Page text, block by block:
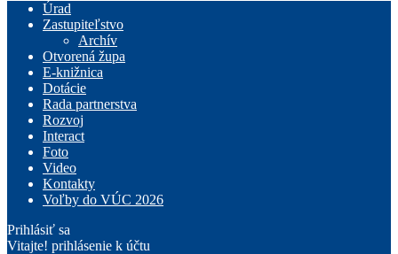
Úrad
Zastupiteľstvo
Archív
Otvorená župa
E-knižnica
Dotácie
Rada partnerstva
Rozvoj
Interact
Foto
Video
Kontakty
Voľby do VÚC 2026
Prihlásiť sa
Vitajte! prihlásenie k účtu